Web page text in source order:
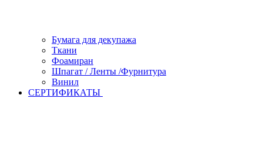
Бумага для декупажа
Ткани
Фоамиран
Шпагат / Ленты /Фурнитура
Винил
СЕРТИФИКАТЫ